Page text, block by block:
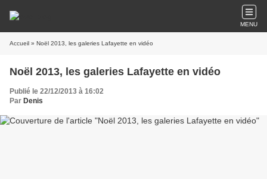
MENU
Accueil » Noël 2013, les galeries Lafayette en vidéo
Noël 2013, les galeries Lafayette en vidéo
Publié le 22/12/2013 à 16:02
Par Denis